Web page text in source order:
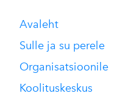
Avaleht
Sulle ja su perele
Organisatsioonile
Koolituskeskus